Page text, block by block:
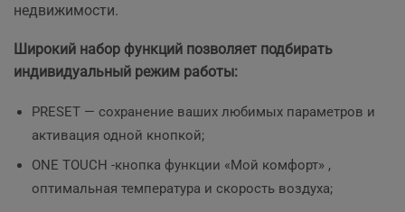
недвижимости.
Широкий набор функций позволяет подбирать
индивидуальный режим работы:
PRESET — сохранение ваших любимых параметров и
активация одной кнопкой;
ONE TOUCH -кнопка функции «Мой комфорт» ,
оптимальная температура и скорость воздуха;